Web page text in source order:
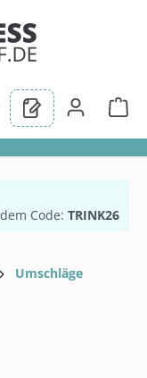
Code: TRINK26
Umschläge